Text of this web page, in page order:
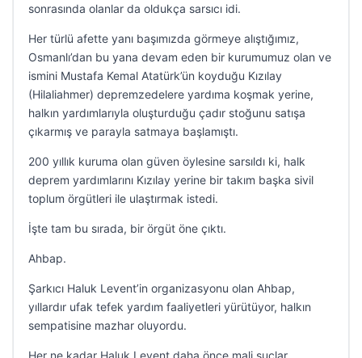
sonrasında olanlar da oldukça sarsıcı idi.
Her türlü afette yanı başımızda görmeye alıştığımız,
Osmanlı’dan bu yana devam eden bir kurumumuz olan ve
ismini Mustafa Kemal Atatürk’ün koyduğu Kızılay
(Hilaliahmer) depremzedelere yardıma koşmak yerine,
halkın yardımlarıyla oluşturduğu çadır stoğunu satışa
çıkarmış ve parayla satmaya başlamıştı.
200 yıllık kuruma olan güven öylesine sarsıldı ki, halk
deprem yardımlarını Kızılay yerine bir takım başka sivil
toplum örgütleri ile ulaştırmak istedi.
İşte tam bu sırada, bir örgüt öne çıktı.
Ahbap.
Şarkıcı Haluk Levent’in organizasyonu olan Ahbap,
yıllardır ufak tefek yardım faaliyetleri yürütüyor, halkın
sempatisine mazhar oluyordu.
Her ne kadar Haluk Levent daha önce mali suçlar